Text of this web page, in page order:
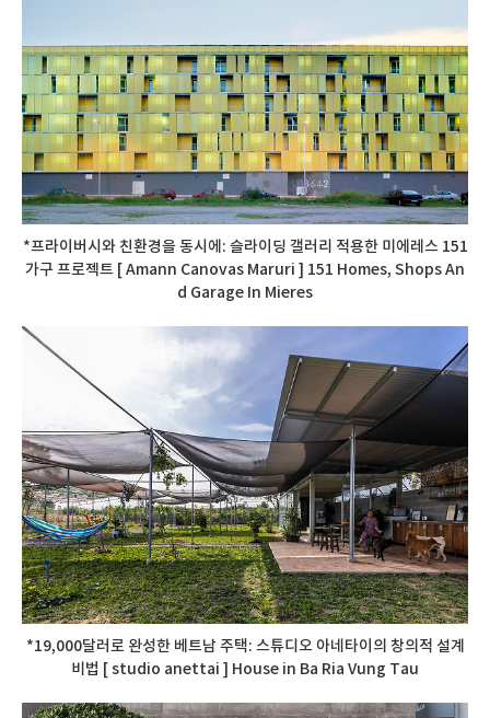
*프라이버시와 친환경을 동시에: 슬라이딩 갤러리 적용한 미에레스 151
가구 프로젝트 [ Amann Canovas Maruri ] 151 Homes, Shops An
d Garage In Mieres
*19,000달러로 완성한 베트남 주택: 스튜디오 아네타이의 창의적 설계
비법 [ studio anettai ] House in Ba Ria Vung Tau